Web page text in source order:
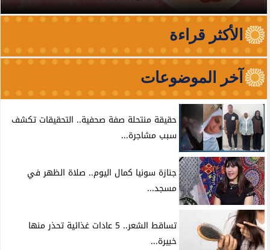
الأكثر قراءة
آخر الموضوعات
حقيقة منتحلة صفة صحفية.. التحقيقات تكشف
سبب مشاجرة...
جنازة سونيا كمال اليوم.. صلاة الظهر في
مسجد...
تساقط الشعر.. 5 عادات غذائية تحذر منها
خبيرة...